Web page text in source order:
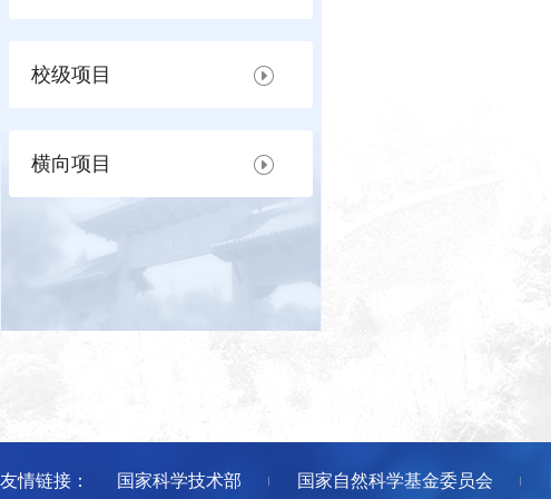
校级项目
横向项目
友情链接： 国家科学技术部 国家自然科学基金委员会